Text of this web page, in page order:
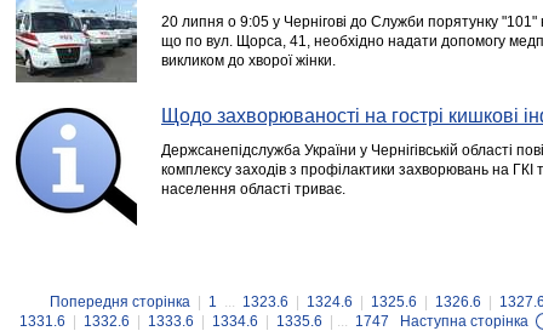
20 липня о 9:05 у Чернігові до Служби порятунку
що по вул. Щорса, 41, необхідно надати допомогу
викликом до хворої жінки.
Щодо захворюваності на гострі кишкові
Держсанепідслужба України у Чернігівській області
комплексу заходів з профілактики захворювань на
населення області триває.
Попередня сторінка 1 ... 1323.6 1324.6 1325.6 1326.6
1331.6
1332.6 1333.6 1334.6 1335.6 | ... 1747 Наступна сторінка